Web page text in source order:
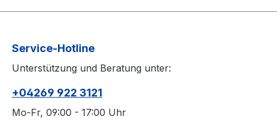
Service-Hotline
Unterstützung und Beratung unter:
+04269 922 3121
Mo-Fr, 09:00 - 17:00 Uhr